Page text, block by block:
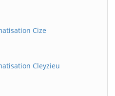
Cize
Cleyzieu